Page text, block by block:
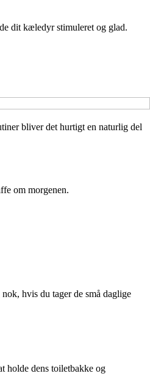
dit kæledyr stimuleret og glad.
bliver det hurtigt en naturlig del
om morgenen.
hvis du tager de små daglige
holde dens toiletbakke og